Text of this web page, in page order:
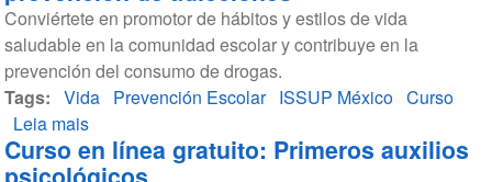
línea
gratuito:
Prevención
de
adicciones
y
violencia
Conviértete en promotor de hábitos y estilos de vida
saludable en la comunidad escolar y contribuye en la
prevención del consumo de drogas.
Tags
Vida Prevención Escolar ISSUP México Curso
Leia maissobre
Curso
en
Curso en línea gratuito: Primeros auxilios